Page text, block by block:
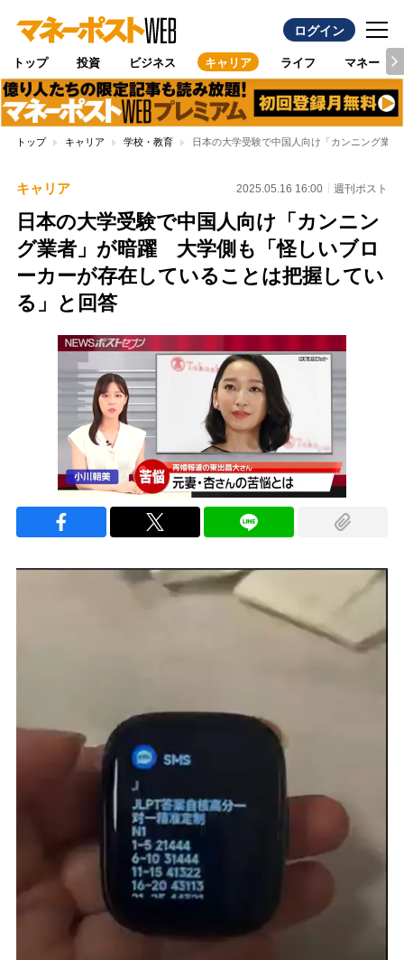
ログイン
トップ 投資 ビジネス キャリア ライフ マネー
トップ キャリア 学校・教育 日本の大学受験で中国人向け「カンニング業
キャリア 2025.05.16 16:00 週刊ポスト
日本の大学受験で中国人向け「カンニン
グ業者」が暗躍 大学側も「怪しいブロ
ーカーが存在していることは把握してい
る」と回答